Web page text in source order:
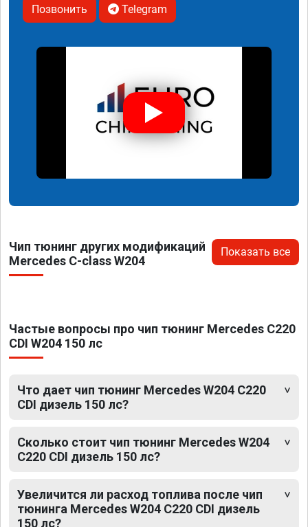
Позвонить Telegram
Чип тюнинг других модификаций
Mercedes C-class W204
Показать все
Частые вопросы про чип тюнинг Mercedes C220
CDI W204 150 лс
Что дает чип тюнинг Mercedes W204 C220
CDI дизель 150 лс?
Сколько стоит чип тюнинг Mercedes W204
C220 CDI дизель 150 лс?
Увеличится ли расход топлива после чип
тюнинга Mercedes W204 C220 CDI дизель
150 лс?